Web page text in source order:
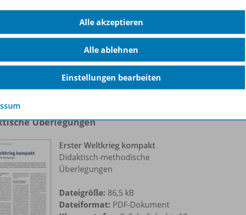
Dateigröße:1,2 MB
Dateiformat:PDF-Dokument
Klassenstufen: 10. Schuljahr bis 13.
Überlegungen
Erster Weltkrieg kompakt
Didaktisch-methodische
Überlegungen
Dateigröße: 86,5 kB
Dateiformat: PDF-Dokument
Alle akzeptieren
Alle ablehnen
Einstellungen bearbeiten